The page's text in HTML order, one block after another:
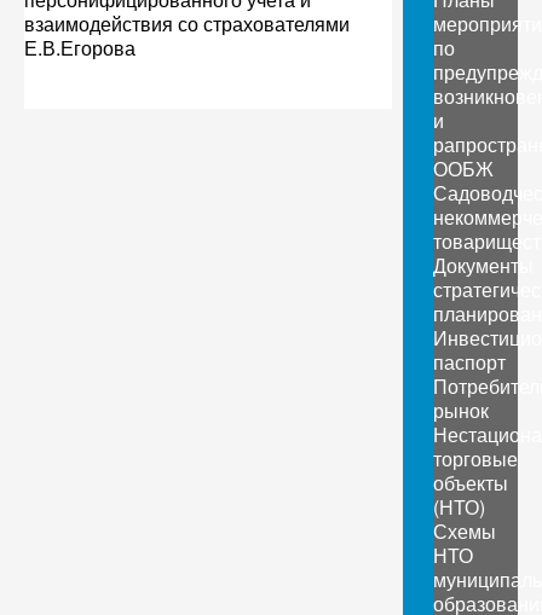
взаимодействия со страхователями
Е.В.Егорова
по
и
ООБЖ
Документы
паспорт
рынок
торговые
объекты
(НТО)
Схемы
НТО